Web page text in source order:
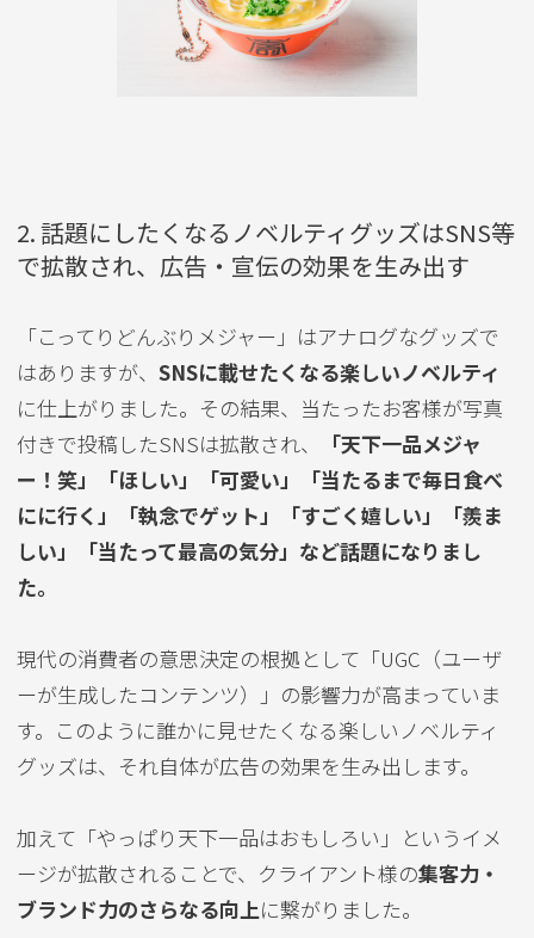
2. 話題にしたくなるノベルティグッズはSNS等
で拡散され、広告・宣伝の効果を生み出す
「こってりどんぶりメジャー」はアナログなグッズで
はありますが、 SNSに載せたくなる楽しいノベルティ
に仕上がりました。その結果、当たったお客様が写真
付きで投稿したSNSは拡散され、
「天下一品メジャ
ー！笑」「ほしい」「可愛い」「当たるまで毎日食べ
にに行く」「執念でゲット」「すごく嬉しい」「羨ま
しい」「当たって最高の気分」など話題になりまし
た。
現代の消費者の意思決定の根拠として「UGC（ユーザ
ーが生成したコンテンツ）」の影響力が高まっていま
す。このように誰かに見せたくなる楽しいノベルティ
グッズは、それ自体が広告の効果を生み出します。
加えて「やっぱり天下一品はおもしろい」というイメ
ージが拡散されることで、クライアント様の集客力・
ブランド力のさらなる向上に繋がりました。